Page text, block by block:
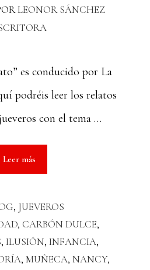
LEONOR SÁNCHEZ
es conducido por La
podréis leer los relatos
con el tema …
Leer más
, JUEVEROS
, CARBÓN DULCE,
, ILUSIÓN, INFANCIA,
, MUÑECA, NANCY,